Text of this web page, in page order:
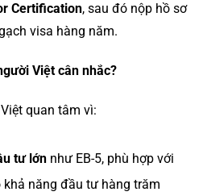
Certification, sau đó nộp hồ sơ
visa hàng năm.
Việt cân nhắc?
quan tâm vì:
tư lớnnhư EB-5, phù hợp với
năng đầu tư hàng trăm